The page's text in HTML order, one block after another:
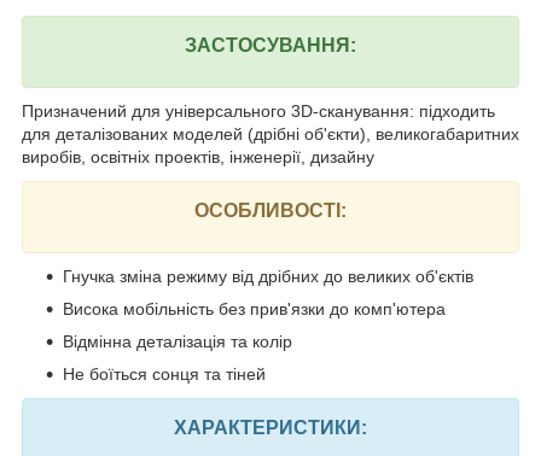
ЗАСТОСУВАННЯ:
Призначений для універсального 3D-сканування: підходить
для деталізованих моделей (дрібні об'єкти), великогабаритних
виробів, освітніх проектів, інженерії, дизайну
ОСОБЛИВОСТІ:
Гнучка зміна режиму від дрібних до великих об'єктів
Висока мобільність без прив'язки до комп'ютера
Відмінна деталізація та колір
Не боїться сонця та тіней
ХАРАКТЕРИСТИКИ: